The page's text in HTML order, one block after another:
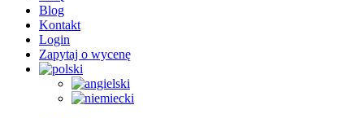
Blog
Kontakt
Login
Zapytaj o wycenę